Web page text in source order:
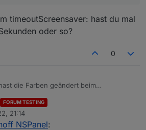
könnte man das halt, wenn jedes Mal
der Timer erneuert würde.
timeoutScreensaver: hast du mal
oder so?
0
die Farben geändert beim
ist immer weiß.
FORUM TESTING
21:14
NSPanel: